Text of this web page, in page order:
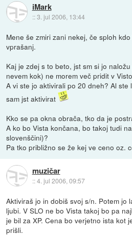
iMark
::3. jul 2006, 13:44
Mene še zmiri zani nekej, če sploh
vprašanj.
Kaj je zdej s to beto, jst sm si jo
nevem kok) ne morem več pridit v
A vi ste jo aktivirali po 20 dneh? Al ste
sam jst aktivirat
Kko se pa okna obrača, tko da je
A ko bo Vista končana, bo takoj tudi
slovenščini)?
Pa tko približno se že kej ve ceno oz.
muzičar
::4. jul 2006, 09:57
Aktiviraš jo in dobiš svoj s/n. Potem jo
ljubi. V SLO ne bo Vista takoj bo pa
je bil za XP. Cena bo verjetno ista kot
prišli.